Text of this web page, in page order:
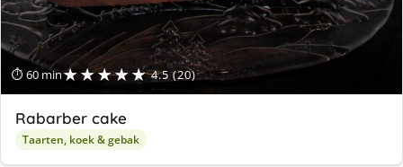
⏱ 60 min★★★★★ 4.5 (20)
Rabarber cake
Taarten, koek & gebak